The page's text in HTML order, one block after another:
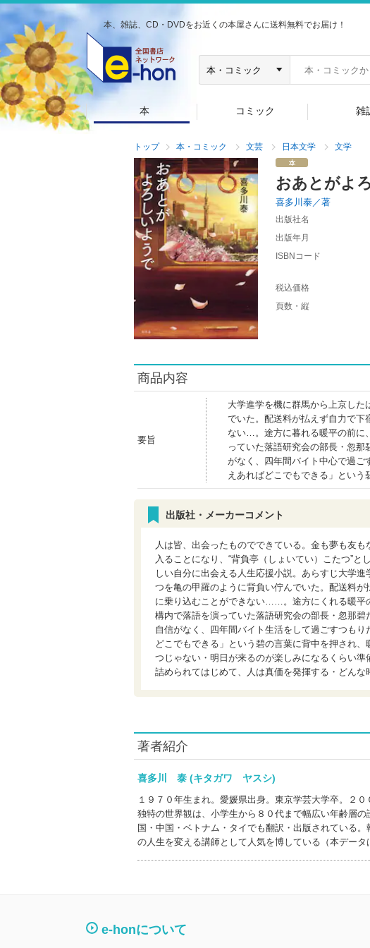
本、雑誌、CD・DVDをお近くの本屋さんに送料無料でお届け！
本 コミック 雑
トップ 本・コミック 文芸 日本文学 文学
おあとがよ
喜多川泰／著
出版社名
出版年月
ISBNコード
税込価格
頁数・縦
商品内容
要旨
大学進学を機に群馬から上京し
でいた。配送料が払えず自力で下
ない…。途方に暮れる暖平の前に
っていた落語研究会の部長・忽
がなく、四年間バイト中心で過ご
えあればどこでもできる」とい
出版社・メーカーコメント
人は皆、出会ったものでできている。金も夢も友
入ることになり、“背負亭（しょいてい）こたつ”
しい自分に出会える人生応援小説。あらすじ大学
つを亀の甲羅のように背負い佇んでいた。配送料
に乗り込むことができない……。途方にくれる暖平
構内で落語を演っていた落語研究会の部長・忽那
自信がなく、四年間バイト生活をして過ごすつも
どこでもできる」という碧の言葉に背中を押され
つじゃない・明日が来るのが楽しみになるくらい
詰められてはじめて、人は真価を発揮する・どん
著者紹介
喜多川 泰 (キタガワ ヤスシ)
１９７０年生まれ。愛媛県出身。東京学芸大学卒。２
独特の世界観は、小学生から８０代まで幅広い年齢層
国・中国・ベトナム・タイでも翻訳・出版されている
の人生を変える講師として人気を博している（本デー
e-honについて